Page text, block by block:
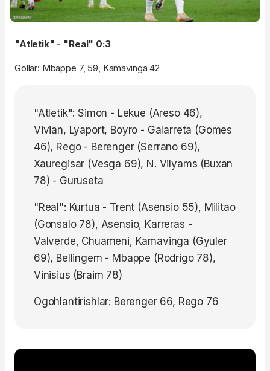
"Atletik" - "Real" 0:3
Gollar: Mbappe 7, 59, Kamavinga 42
"Atletik": Simon - Lekue (Areso 46),
Vivian, Lyaport, Boyro - Galarreta (Gomes
46), Rego - Berenger (Serrano 69),
Xauregisar (Vesga 69), N. Vilyams (Buxan
78) - Guruseta
"Real": Kurtua - Trent (Asensio 55), Militao
(Gonsalo 78), Asensio, Karreras -
Valverde, Chuameni, Kamavinga (Gyuler
69), Bellingem - Mbappe (Rodrigo 78),
Vinisius (Braim 78)
Ogohlantirishlar: Berenger 66, Rego 76